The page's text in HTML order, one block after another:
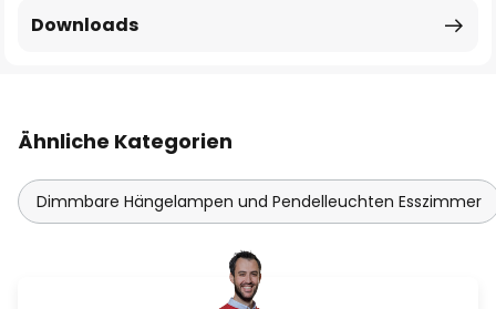
Downloads
Ähnliche Kategorien
Dimmbare Hängelampen und Pendelleuchten Esszimmer